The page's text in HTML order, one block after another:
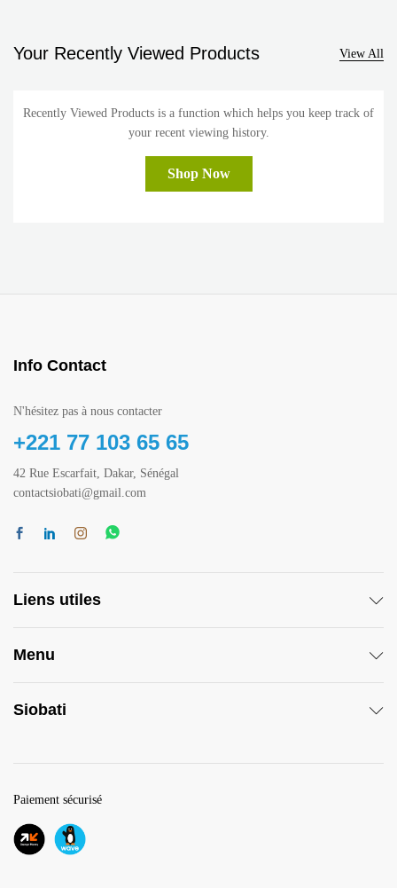
Your Recently Viewed Products View All
Recently Viewed Products is a function which helps you keep track of
your recent viewing history.
Shop Now
Info Contact
N'hésitez pas à nous contacter
+221 77 103 65 65
42 Rue Escarfait, Dakar, Sénégal
contactsiobati@gmail.com
Liens utiles
Menu
Siobati
Paiement sécurisé